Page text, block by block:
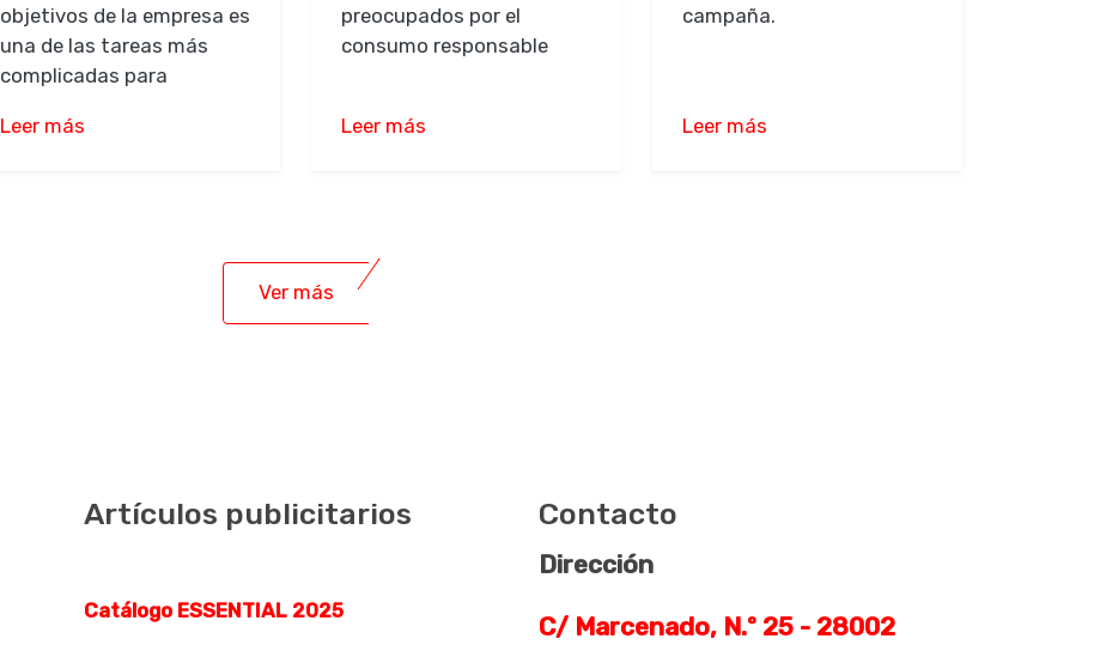
objetivos de la empresa es
una de las tareas más
complicadas para
Leer más
preocupados por el
consumo responsable
Leer más
campaña.
Leer más
Ver más
Artículos publicitarios
Catálogo ESSENTIAL 2025
Contacto
Dirección
C/ Marcenado, N.º 25 - 28002